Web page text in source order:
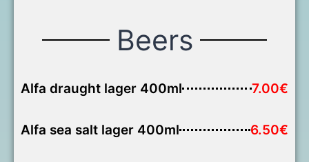
Beers
Alfa draught lager 400ml 7.00€
Alfa sea salt lager 400ml 6.50€